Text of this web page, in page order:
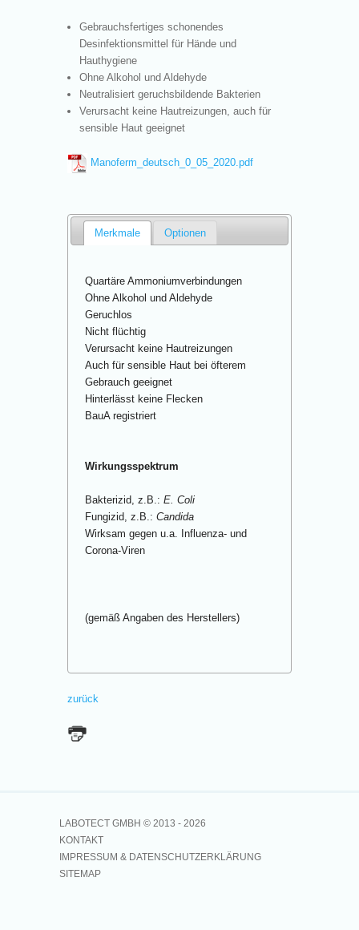
Gebrauchsfertiges schonendes
Desinfektionsmittel für Hände und
Hauthygiene
Ohne Alkohol und Aldehyde
Neutralisiert geruchsbildende Bakterien
Verursacht keine Hautreizungen, auch für
sensible Haut geeignet
Manoferm_deutsch_0_05_2020.pdf
Merkmale Optionen
Quartäre Ammoniumverbindungen
Ohne Alkohol und Aldehyde
Geruchlos
Nicht flüchtig
Verursacht keine Hautreizungen
Auch für sensible Haut bei öfterem
Gebrauch geeignet
Hinterlässt keine Flecken
BauA registriert
Wirkungsspektrum
Bakterizid, z.B.: E. Coli
Fungizid, z.B.: Candida
Wirksam gegen u.a. Influenza- und
Corona-Viren
(gemäß Angaben des Herstellers)
zurück
LABOTECT GMBH © 2013 - 2026
KONTAKT
IMPRESSUM & DATENSCHUTZERKLÄRUNG
SITEMAP